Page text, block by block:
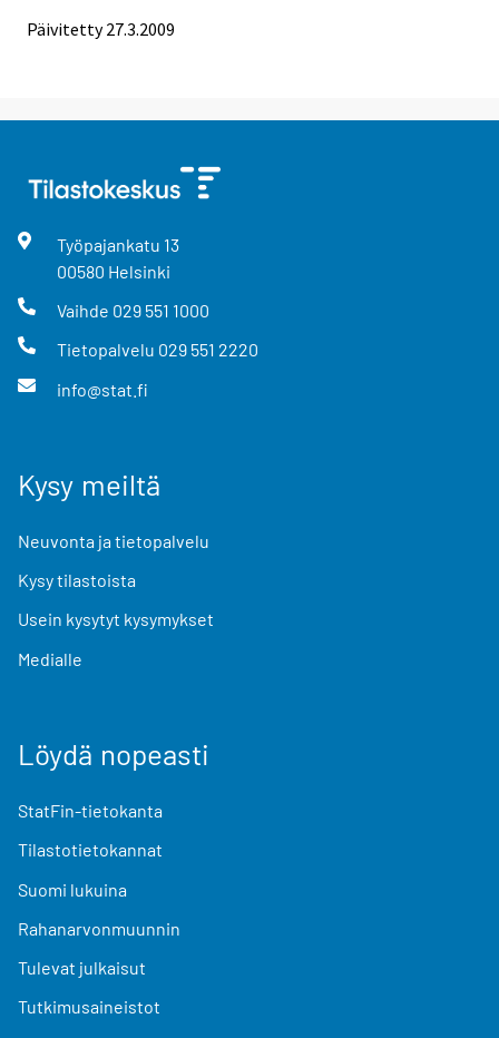
Päivitetty27.3.2009
Työpajankatu 13
00580 Helsinki
Vaihde 029 551 1000
Tietopalvelu 029 551 2220
info@stat.fi
Kysy meiltä
Neuvonta ja tietopalvelu
Kysy tilastoista
Usein kysytyt kysymykset
Medialle
Löydä nopeasti
StatFin-tietokanta
Tilastotietokannat
Suomi lukuina
Rahanarvonmuunnin
Tulevat julkaisut
Tutkimusaineistot